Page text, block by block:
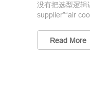
没有把选型逻辑
supplier”“air
Read More